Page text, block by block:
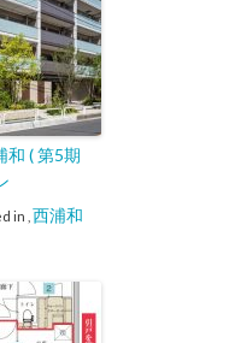
和 ( 第5期
in 西浦和